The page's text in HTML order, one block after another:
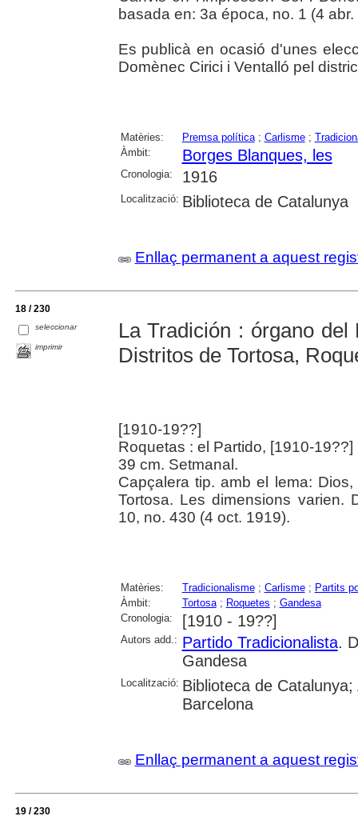
basada en: 3a época, no. 1 (4 abr.
Es publicà en ocasió d'unes
Domènec Cirici i Ventalló pel
Matèries: Premsa política; Carlisme;
Àmbit:
Borges Blanques, les
Cronologia: 1916
Localització: Biblioteca de Catalunya
Enllaç permanent a aquest
18 / 230
seleccionar
imprimir
La Tradición : órgano
Distritos de Tortosa,
[1910-19??]
Roquetas : el Partido, [1910-19??]
39 cm. Setmanal.
Capçalera tip. amb el lema:
Tortosa. Les dimensions varien.
10, no. 430 (4 oct. 1919).
Matèries: Tradicionalisme; Carlisme; Partits
Àmbit:
Tortosa; Roquetes ; Gandesa
Cronologia:
[1910 - 19??]
Autors add.: Partido Tradicionalista.
Gandesa
Localització: Biblioteca de
Barcelona
Enllaç permanent a aquest
19 / 230